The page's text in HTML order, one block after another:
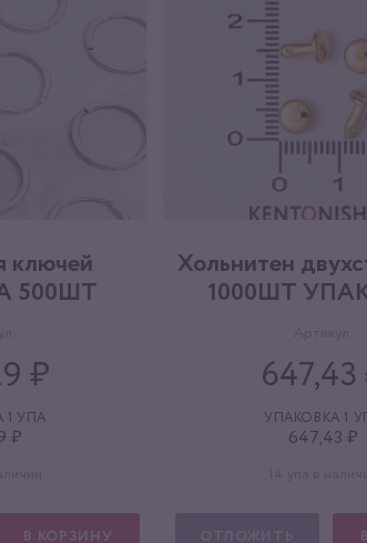
ключей
500ШТ
₽
1 УПА
₽
В КОРЗИНУ
Хольнитен
1000ШТ
647,43
УПАКОВКА 1
647,43 ₽